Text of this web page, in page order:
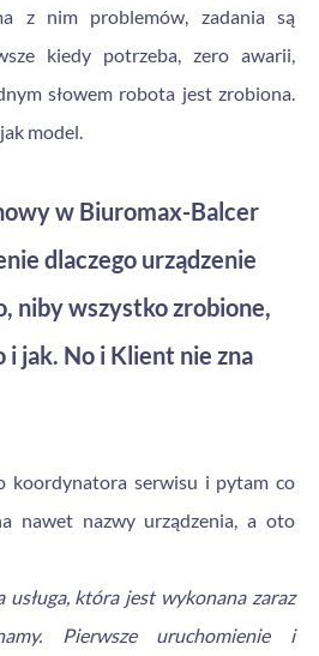
z nim problemów, zadania są
kiedy potrzeba, zero awarii,
słowem robota jest zrobiona.
model.
w Biuromax-Balcer
dlaczego urządzenie
niby wszystko zrobione,
i jak. No i Klient nie zna
koordynatora serwisu i pytam co
nawet nazwy urządzenia, a oto
usługa, która jest wykonana zaraz
Pierwsze uruchomienie i